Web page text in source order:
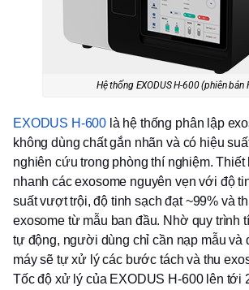
Hệ thống EXODUS H-600 (phiên bản
EXODUS H-600 là hệ thống phân lập
không dùng chất gắn nhãn và có hiệu
nghiên cứu trong phòng thí nghiệm. Thiết
nhanh các exosome nguyên vẹn với độ
suất vượt trội, độ tinh sạch đạt ~99% và
exosome từ mẫu ban đầu. Nhờ quy trình
tự động, người dùng chỉ cần nạp mẫu và
máy sẽ tự xử lý các bước tách và thu
Tốc độ xử lý của EXODUS H-600 lên tới